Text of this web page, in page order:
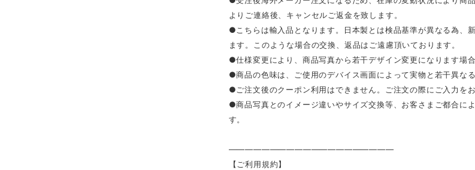
よりご連絡後、キャンセルご返金を致します。
●こちらは輸入品となります。日本製とは検品基準が異なる為、
ます。このような場合の交換、返品はご遠慮頂いております。
●仕様変更により、商品写真から若干デザイン変更になります場合
●商品の色味は、ご使用のデバイス画面によって実物と若干異なる
●ご注文後のクーポン利用はできません。ご注文の際にご入力をお
●商品写真とのイメージ違いやサイズ交換等、お客さまご都合に
す。
————————————————————
【ご利用規約】